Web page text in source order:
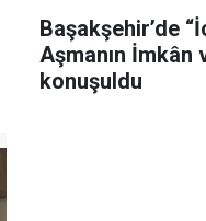
Başakşehir’de
Aşmanın İmkân
konuşuldu